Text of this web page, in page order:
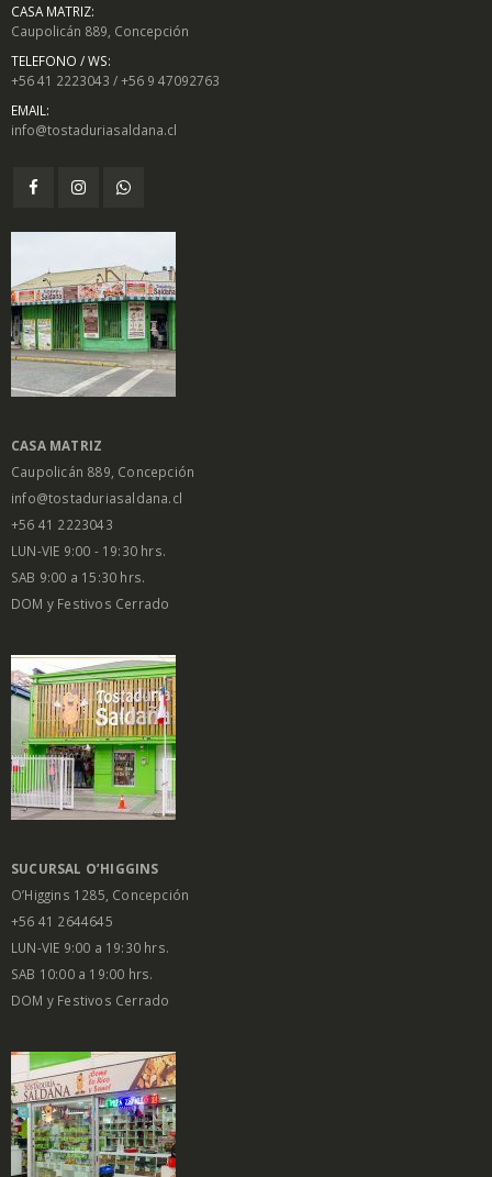
CONTACTO
CASA MATRIZ:
Caupolicán 889, Concepción
TELEFONO / WS:
+56 41 2223043 / +56 9 47092763
info@tostaduriasaldana.cl
CASA MATRIZ
Caupolicán 889, Concepción
info@tostaduriasaldana.cl
+56 41 2223043
LUN-VIE 9:00 - 19:30 hrs.
DOM y Festivos Cerrado
SUCURSAL O’HIGGINS
O’Higgins 1285, Concepción
+56 41 2644645
LUN-VIE 9:00 a 19:30 hrs.
DOM y Festivos Cerrado